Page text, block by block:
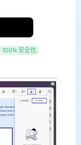
100% 安全性